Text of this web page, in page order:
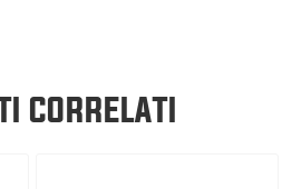
CORRELATI